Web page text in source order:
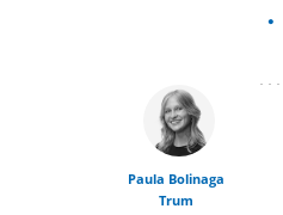
Paula Bolinaga
Trum